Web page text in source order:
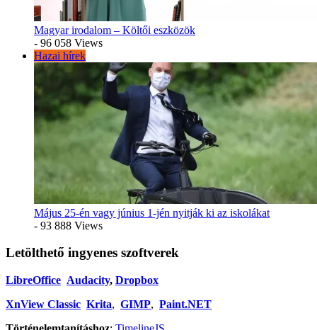
Magyar irodalom – Költői eszközök
- 96 058 Views
Hazai hírek
Május 25-én vagy június 1-jén nyitják ki az iskolákat
- 93 888 Views
Letölthető ingyenes szoftverek
LibreOffice Audacity, Dropbox
XnView Classic Krita, GIMP, Paint.NET